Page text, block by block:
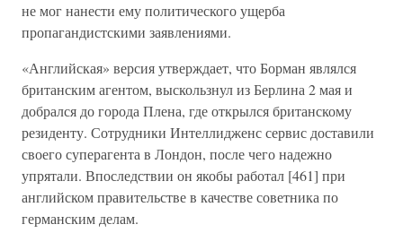
не мог нанести ему политического ущерба
пропагандистскими заявлениями.
«Английская» версия утверждает, что Борман являлся
британским агентом, выскользнул из Берлина 2 мая и
добрался до города Плена, где открылся британскому
резиденту. Сотрудники Интеллидженс сервис доставили
своего суперагента в Лондон, после чего надежно
упрятали. Впоследствии он якобы работал [461] при
английском правительстве в качестве советника по
германским делам.